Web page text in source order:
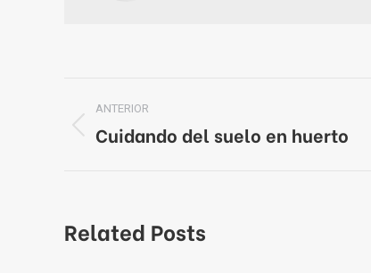
Navegación
entre
ANTERIOR
Publicación
Cuidando del suelo en huerto
Related Posts